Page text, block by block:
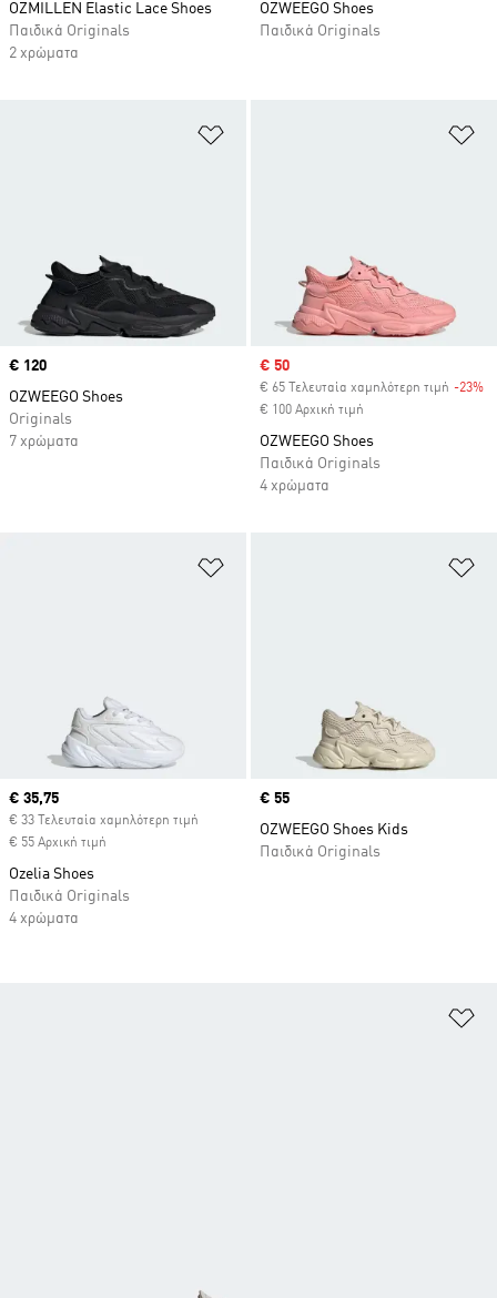
OZMILLEN Elastic Lace Shoes
Παιδικά Originals
2 χρώματα
OZWEEGO Shoes
Παιδικά Originals
Προσθήκη στη Λίστα Επιθυμιών
Price
€ 120
OZWEEGO Shoes
Originals
7 χρώματα
Sale price
€ 50
€ 65 Τελευταία χαμηλότερη τιμή -23%
€ 100 Αρχική τιμή
OZWEEGO Shoes
Παιδικά Originals
4 χρώματα
Προσθήκη στη Λίστα Επιθυμιών
Current price
€ 35,75
€ 33 Τελευταία χαμηλότερη τιμή
€ 55 Αρχική τιμή
Ozelia Shoes
Παιδικά Originals
4 χρώματα
Price
€ 55
OZWEEGO Shoes Kids
Παιδικά Originals